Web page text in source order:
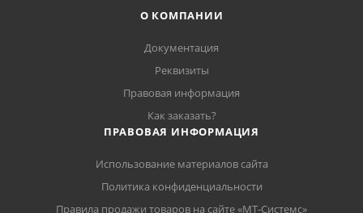
О КОМПАНИИ
Документация
Реквизиты
Правовая информация
Как заказать?
ПРАВОВАЯ ИНФОРМАЦИЯ
Использование материалов сайта
Политика конфиденциальности
Правила продажи товаров на сайте «МТ-Системс»